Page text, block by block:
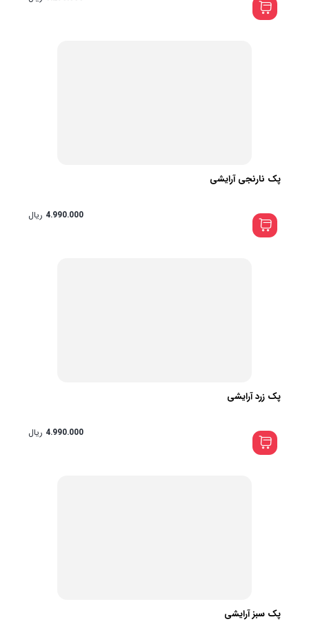
پک نارنجی آرایشی
4.990.000 ریال
پک زرد آرایشی
4.990.000 ریال
پک سبز آرایشی